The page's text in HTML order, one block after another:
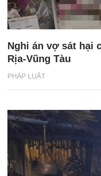
PHÁP LUẬT
Nghi án vợ sát hại
Rịa-Vũng Tàu